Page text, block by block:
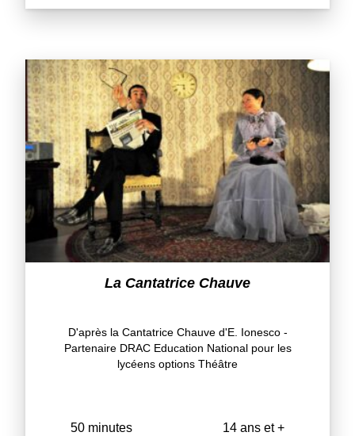
La Cantatrice Chauve
D'après la Cantatrice Chauve d'E. Ionesco -
Partenaire DRAC Education National pour les
lycéens options Théâtre
50 minutes 14 ans et +